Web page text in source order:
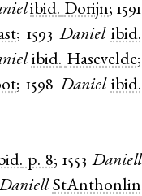
ibid. Dorijn; 1591
; 1593 Daniel ibid.
ibid. Hasevelde;
;1598 Daniel ibid.
p. 8; 1553 Daniell
StAnthonlin